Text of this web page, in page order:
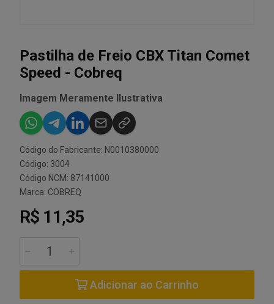
Pastilha de Freio CBX Titan Comet
Speed - Cobreq
Imagem Meramente Ilustrativa
Código do Fabricante: N0010380000
Código: 3004
Código NCM: 87141000
Marca: COBREQ
R$ 11,35
Adicionar ao Carrinho